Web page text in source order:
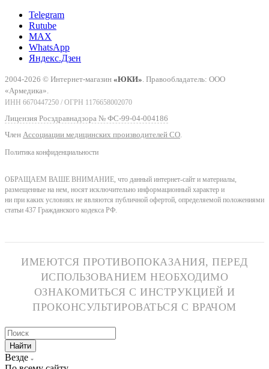
Telegram
Rutube
MAX
WhatsApp
Яндекс.Дзен
2004-2026 © Интернет-магазин «ЮКИ» . Правообладатель: ООО
«Армедика».
ИНН 6670447250 / ОГРН 1176658002070
Лицензия Росздравнадзора № ФС-99-04-004186
Член Ассоциации медицинских производителей СО
Политика конфиденциальности
ОБРАЩАЕМ ВАШЕ ВНИМАНИЕ, что данный интернет-сайт и материалы,
размещенные на нем, носят исключительно информационный характер и
ни при каких условиях не являются публичной офертой, определяемой положениями
статьи 437 Гражданского кодекса РФ.
ИМЕЮТСЯ ПРОТИВОПОКАЗАНИЯ, ПЕРЕД
ИСПОЛЬЗОВАНИЕМ НЕОБХОДИМО
ОЗНАКОМИТЬСЯ С ИНСТРУКЦИЕЙ И
ПРОКОНСУЛЬТИРОВАТЬСЯ С ВРАЧОМ
Найти
Везде